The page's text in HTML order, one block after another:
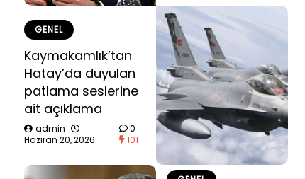
GENEL
Kaymakamlık’tan
Hatay’da duyulan
patlama seslerine
ait açıklama
admin
Haziran 20, 2026
0
101